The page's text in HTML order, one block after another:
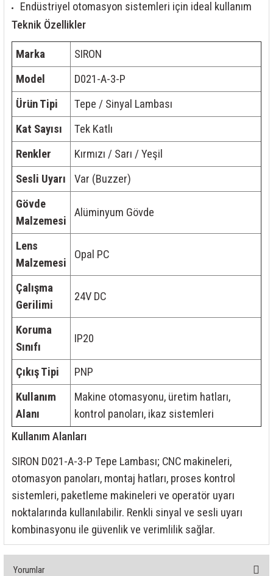
Endüstriyel otomasyon sistemleri için ideal kullanım
Teknik Özellikler
Marka
SIRON
Model
D021-A-3-P
Ürün Tipi
Tepe / Sinyal Lambası
Kat Sayısı
Tek Katlı
Renkler
Kırmızı / Sarı / Yeşil
Sesli Uyarı
Var (Buzzer)
Gövde
Malzemesi
Alüminyum Gövde
Lens
Malzemesi
Opal PC
Çalışma
Gerilimi
24V DC
Koruma
Sınıfı
IP20
Çıkış Tipi
PNP
Kullanım
Alanı
Makine otomasyonu, üretim hatları,
kontrol panoları, ikaz sistemleri
Kullanım Alanları
SIRON D021-A-3-P Tepe Lambası; CNC makineleri,
otomasyon panoları, montaj hatları, proses kontrol
sistemleri, paketleme makineleri ve operatör uyarı
noktalarında kullanılabilir. Renkli sinyal ve sesli uyarı
kombinasyonu ile güvenlik ve verimlilik sağlar.
Yorumlar